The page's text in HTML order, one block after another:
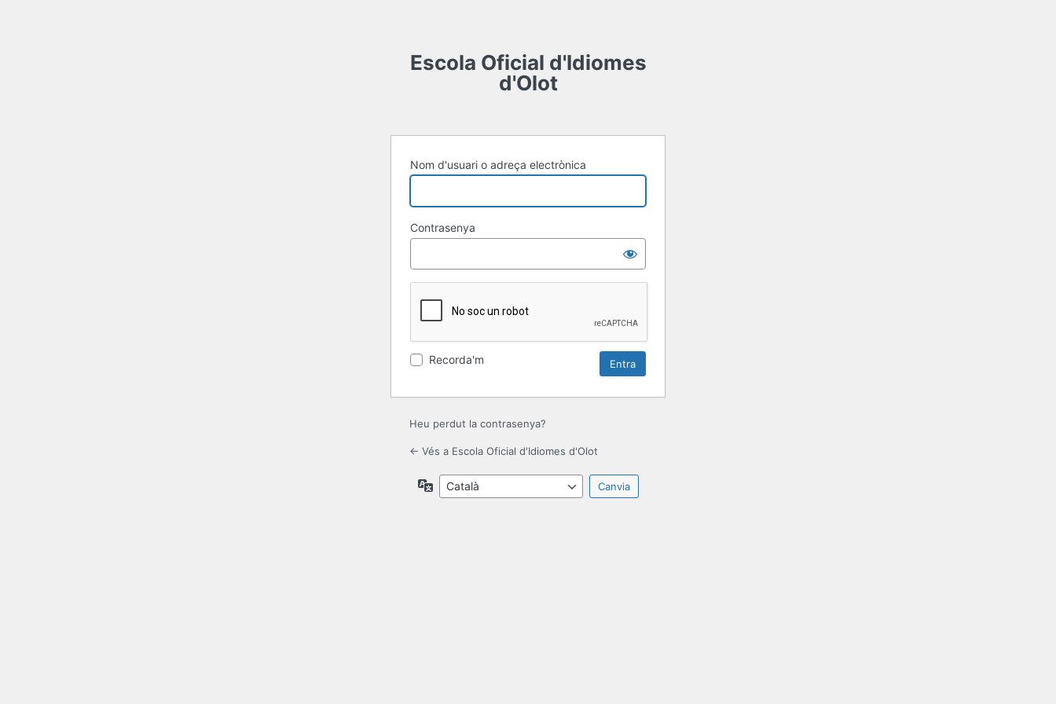
Escola Oficial d'Idiomes
d'Olot
Nom d'usuari o adreça electrònica
Contrasenya
Recorda'm
Heu perdut la contrasenya?
← Vés a Escola Oficial d'Idiomes d'Olot
Idioma